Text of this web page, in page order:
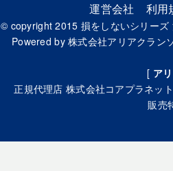
運営会社 利用
© copyright 2015 損をしないシリー
Powered by株式会社アリアクラン
[ ア
正規代理店 株式会社コアプラネッ
販売